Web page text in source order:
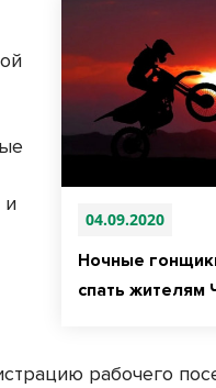
04.09.2020
Ночные
спать жителям
и
рабочего